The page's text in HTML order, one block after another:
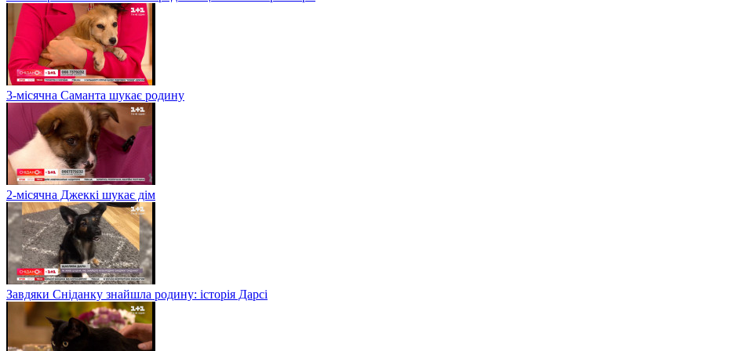
3-місячна Саманта шукає родину
2-місячна Джеккі шукає дім
Завдяки Сніданку знайшла родину: історія Дарсі